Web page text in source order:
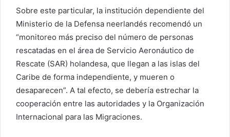
Sobre este particular, la institución dependiente del
Ministerio de la Defensa neerlandés recomendó un
“monitoreo más preciso del número de personas
rescatadas en el área de Servicio Aeronáutico de
Rescate (SAR) holandesa, que llegan a las islas del
Caribe de forma independiente, y mueren o
desaparecen”. A tal efecto, se debería estrechar la
cooperación entre las autoridades y la Organización
Internacional para las Migraciones.